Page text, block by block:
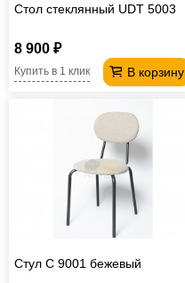
Стол стеклянный UDT 5003
8 900 ₽
В корзину
Купить в 1 клик
Стул С 9001 бежевый